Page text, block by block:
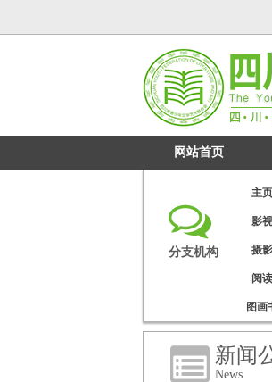
网站首页
分支机构
主页
影视
摄影
阅读
图画
新闻
News